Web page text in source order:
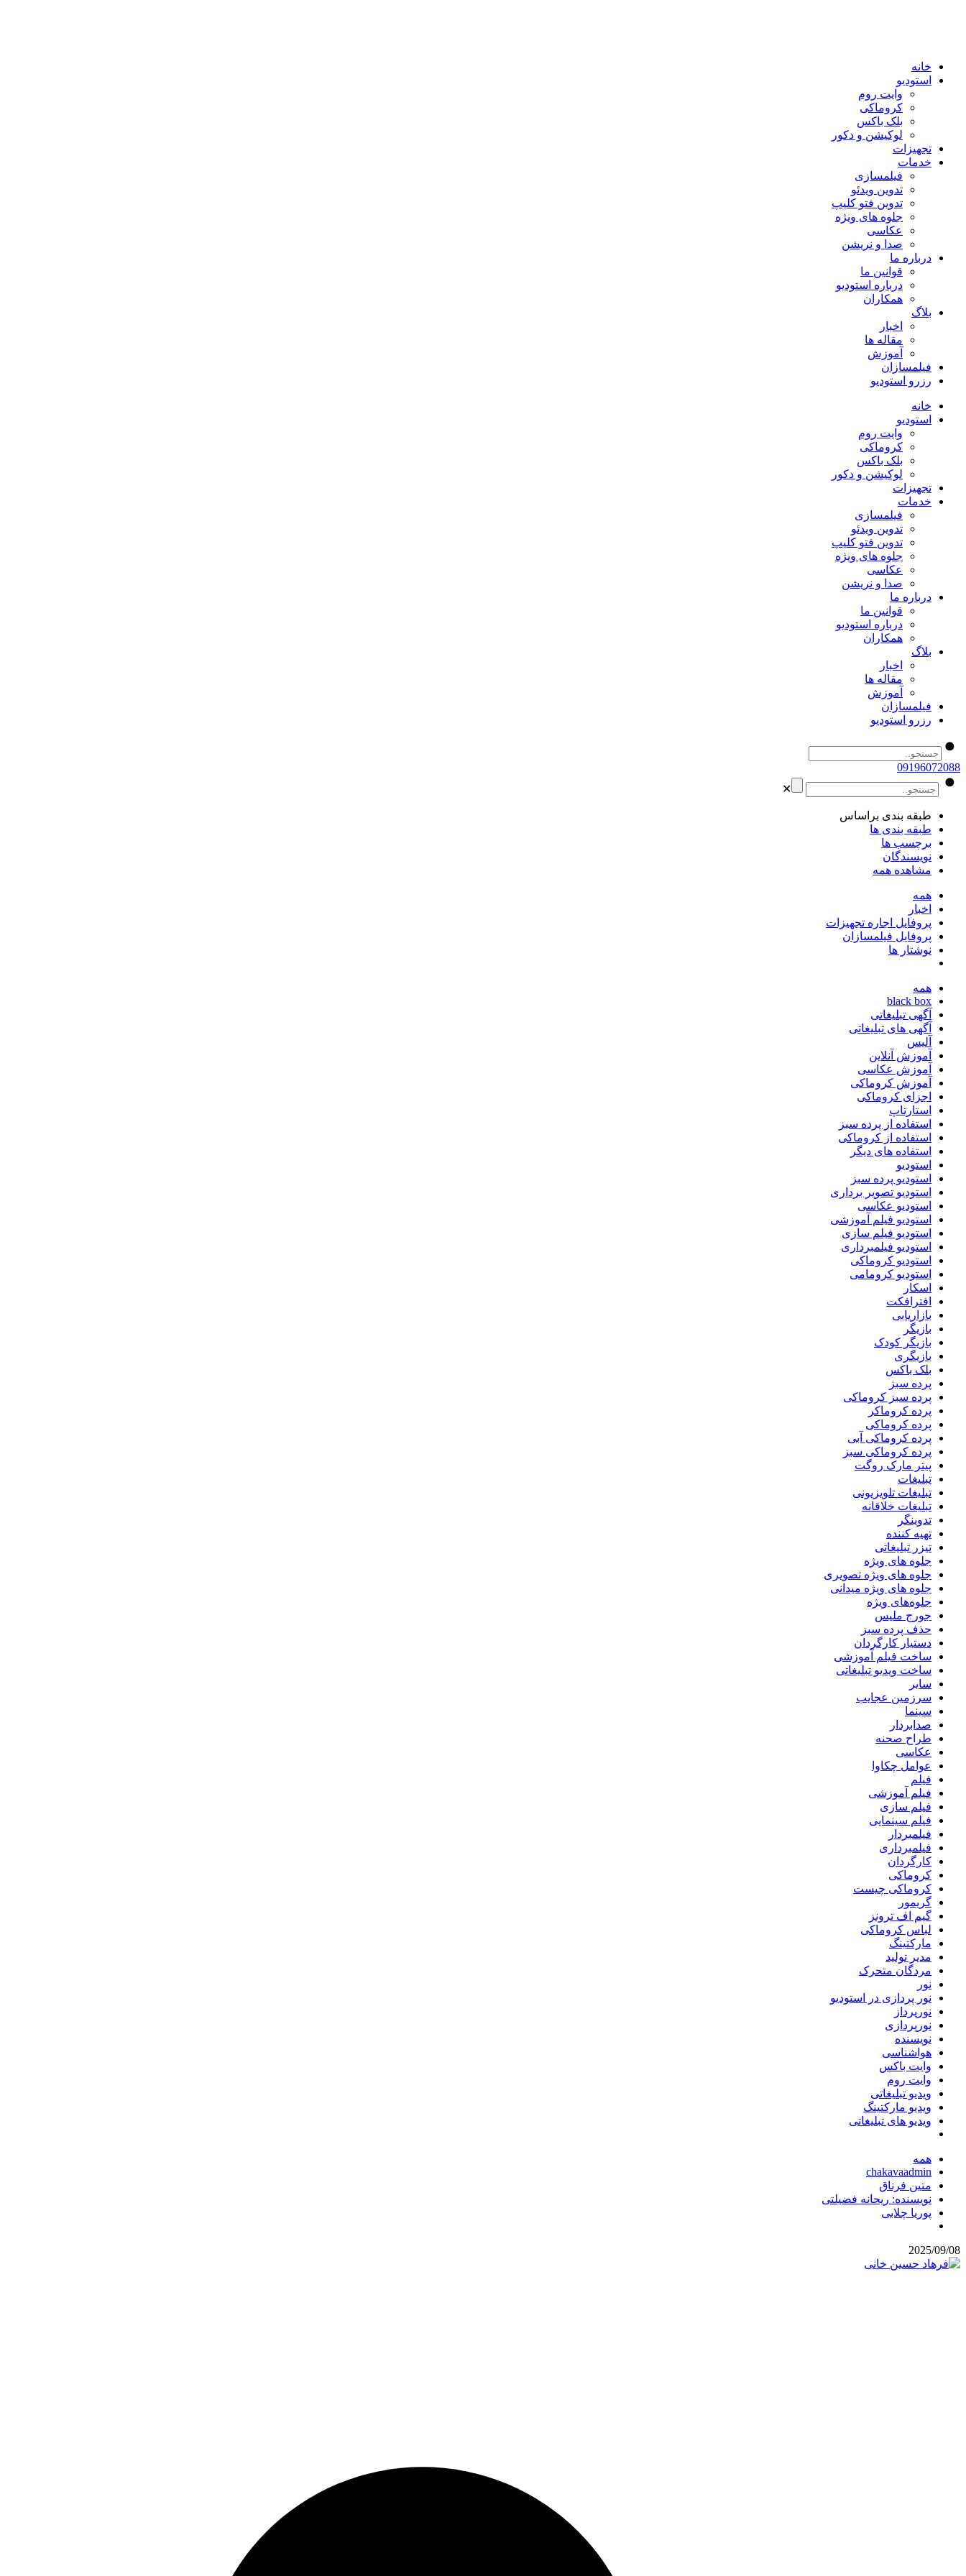
خانه
استودیو
وایت روم
کروماکی
بلک باکس
لوکیشن و دکور
تجهیزات
خدمات
فیلمسازی
تدوین ویدئو
تدوین فتو کلیپ
جلوه های ویژه
عکاسی
صدا و نریشن
درباره ما
قوانین ما
درباره استودیو
همکاران
بلاگ
اخبار
مقاله ها
آموزش
فیلمسازان
رزرو استودیو
خانه
استودیو
وایت روم
کروماکی
بلک باکس
لوکیشن و دکور
تجهیزات
خدمات
فیلمسازی
تدوین ویدئو
تدوین فتو کلیپ
جلوه های ویژه
عکاسی
صدا و نریشن
درباره ما
قوانین ما
درباره استودیو
همکاران
بلاگ
اخبار
مقاله ها
آموزش
فیلمسازان
رزرو استودیو
09196072088
✕
طبقه بندی براساس
طبقه بندی ها
برچسب ها
نویسندگان
مشاهده همه
همه
اخبار
پروفایل اجاره تجهیزات
پروفایل فیلمسازان
نوشتار ها
همه
black box
آگهی تبلیغاتی
آگهی های تبلیغاتی
آلیس
آموزش آنلاین
آموزش عکاسی
آموزش کروماکی
اجزای کروماکی
استارتاپ
استفاده از پرده سبز
استفاده از کروماکی
استفاده های دیگر
استودیو
استودیو پرده سبز
استودیو تصویر برداری
استودیو عکاسی
استودیو فیلم آموزشی
استودیو فیلم سازی
استودیو فیلمبرداری
استودیو کروماکی
استودیو کرومامی
اسکار
افترافکت
بازاریابی
بازیگر
بازیگر کودک
بازیگری
بلک باکس
پرده سبز
پرده سبز کروماکی
پرده کروماکر
پرده کروماکی
پرده کروماکی آبی
پرده کروماکی سبز
پیتر مارک روگت
تبلیغات
تبلیغات تلویزیونی
تبلیغات خلاقانه
تدوینگر
تهیه کننده
تیزر تبلیغاتی
جلوه های ویژه
جلوه های ویژه تصویری
جلوه های ویژه میدانی
جلوه‌های ویژه
جورج ملیس
حذف پرده سبز
دستیار کارگردان
ساخت فیلم آموزشی
ساخت ویدیو تبلیغاتی
سایر
سرزمین عجایب
سینما
صدابردار
طراح صحنه
عکاسی
عوامل چکاوا
فیلم
فیلم آموزشی
فیلم سازی
فیلم سینمایی
فیلمبردار
فیلمبرداری
کارگردان
کروماکی
کروماکی چیست
گریمور
گیم اف ترونز
لباس کروماکی
مارکتینگ
مدیر تولید
مردگان متحرک
نور
نور پردازی در استودیو
نورپرداز
نورپردازی
نویسنده
هواشناسی
وایت باکس
وایت روم
ویدیو تبلیغاتی
ویدیو مارکتینگ
ویدیو های تبلیغاتی
همه
chakavaadmin
متین فرناق
نویسنده: ریحانه فضیلتی
پوریا چلابی
2025/09/08